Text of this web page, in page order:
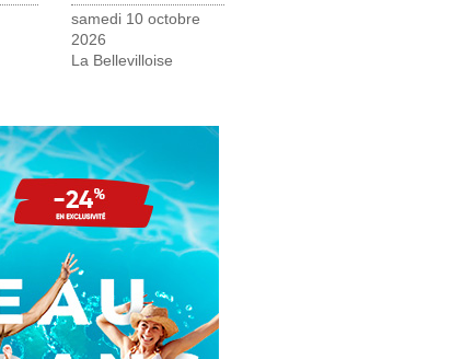
samedi 10 octobre
2026
La Bellevilloise